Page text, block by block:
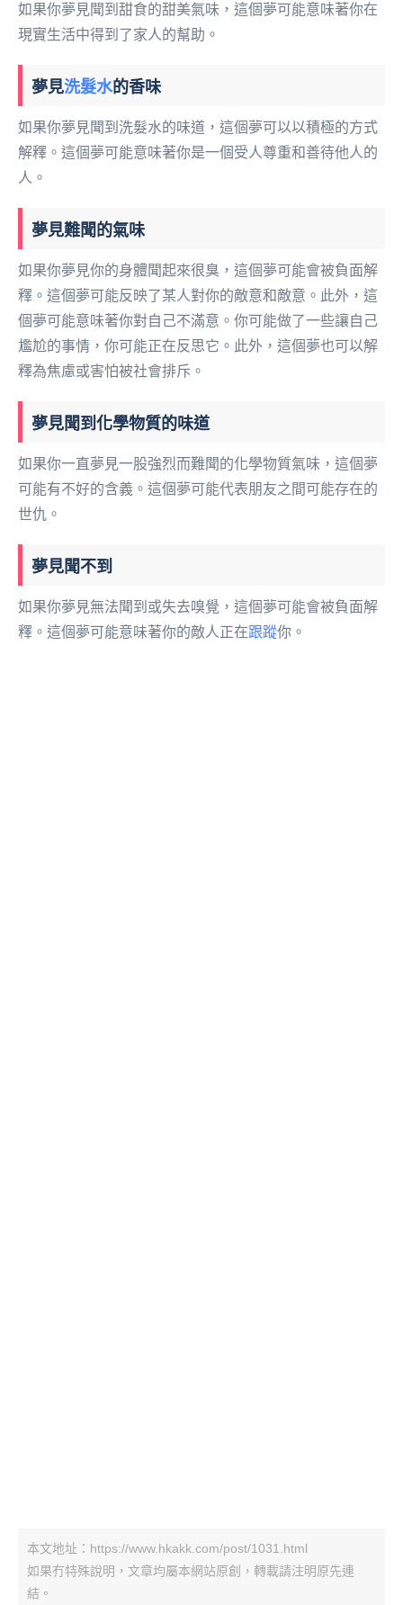
如果你夢見聞到甜食的甜美氣味，這個夢可能意味著你在
現實生活中得到了家人的幫助。
夢見洗髮水的香味
如果你夢見聞到洗髮水的味道，這個夢可以以積極的方式
解釋。這個夢可能意味著你是一個受人尊重和善待他人的
人。
夢見難聞的氣味
如果你夢見你的身體聞起來很臭，這個夢可能會被負面解
釋。這個夢可能反映了某人對你的敵意和敵意。此外，這
個夢可能意味著你對自己不滿意。你可能做了一些讓自己
尷尬的事情，你可能正在反思它。此外，這個夢也可以解
釋為焦慮或害怕被社會排斥。
夢見聞到化學物質的味道
如果你一直夢見一股強烈而難聞的化學物質氣味，這個夢
可能有不好的含義。這個夢可能代表朋友之間可能存在的
世仇。
夢見聞不到
如果你夢見無法聞到或失去嗅覺，這個夢可能會被負面解
釋。這個夢可能意味著你的敵人正在跟蹤你。
本文地址：https://www.hkakk.com/post/1031.html
如果冇特殊說明，文章均屬本網站原創，轉載請注明原先連
結。